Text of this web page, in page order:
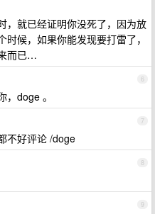
，就已经证明你没死了，因为放
候，如果你能发现要打雷了，
而已…
6
doge 。
7
不好评论 /doge
8
9